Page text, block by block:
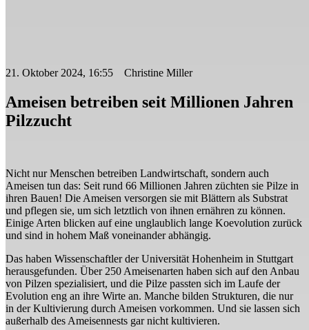
21. Oktober 2024, 16:55 Christine Miller
Ameisen betreiben seit Millionen Jahren
Pilzzucht
Nicht nur Menschen betreiben Landwirtschaft, sondern auch
Ameisen tun das: Seit rund 66 Millionen Jahren züchten sie Pilze in
ihren Bauen! Die Ameisen versorgen sie mit Blättern als Substrat
und pflegen sie, um sich letztlich von ihnen ernähren zu können.
Einige Arten blicken auf eine unglaublich lange Koevolution zurück
und sind in hohem Maß voneinander abhängig.
Das haben Wissenschaftler der Universität Hohenheim in Stuttgart
herausgefunden. Über 250 Ameisenarten haben sich auf den Anbau
von Pilzen spezialisiert, und die Pilze passten sich im Laufe der
Evolution eng an ihre Wirte an. Manche bilden Strukturen, die nur
in der Kultivierung durch Ameisen vorkommen. Und sie lassen sich
außerhalb des Ameisennests gar nicht kultivieren.